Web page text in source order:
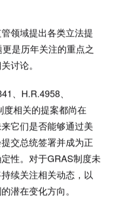
领域提出各类立法提
是历年关注的重点之
讨论。
、H.R.4958、
相关的提案都尚在
它们是否能够通过美
交总统签署并成为正
性。对于GRAS制度未
续关注相关动态，以
潜在变化方向。